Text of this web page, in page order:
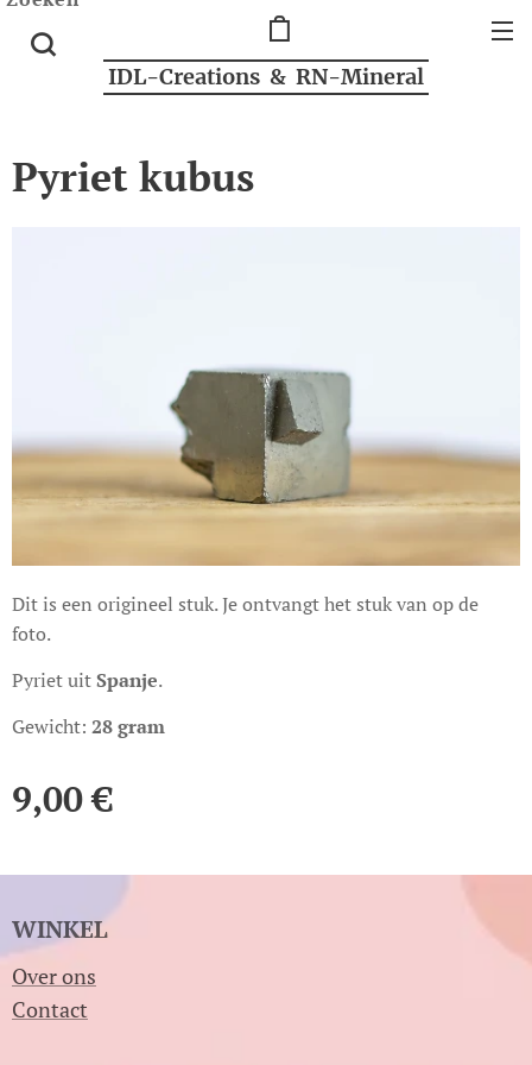
IDL-Creations & RN-Mineral
Pyriet kubus
Dit is een origineel stuk. Je ontvangt het stuk van op de
foto.
Pyriet uitSpanje.
Gewicht: 28 gram
9,00€
WINKEL
Over ons
Contact